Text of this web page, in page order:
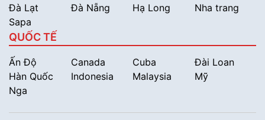
Đà Lạt Đà Nẵng Hạ Long
Nha trang
Sapa
QUỐC TẾ
Ấn Độ Canada Cuba
Đài Loan
Hàn Quốc
Indonesia Malaysia
Mỹ
Nga